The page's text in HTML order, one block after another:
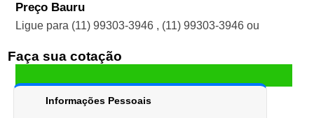
Preço Bauru
Ligue para (11) 99303-3946 , (11) 99303-3946 ou
Faça sua cotação
Informações Pessoais